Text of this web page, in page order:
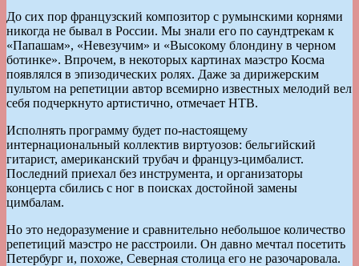
До сих пор французский композитор с румынскими корнями
никогда не бывал в России. Мы знали его по саундтрекам к
«Папашам», «Невезучим» и «Высокому блондину в черном
ботинке». Впрочем, в некоторых картинах маэстро Косма
появлялся в эпизодических ролях. Даже за дирижерским
пультом на репетиции автор всемирно известных мелодий вел
себя подчеркнуто артистично, отмечает НТВ.
Исполнять программу будет по-настоящему
интернациональный коллектив виртуозов: бельгийский
гитарист, американский трубач и француз-цимбалист.
Последний приехал без инструмента, и организаторы
концерта сбились с ног в поисках достойной замены
цимбалам.
Но это недоразумение и сравнительно небольшое количество
репетиций маэстро не расстроили. Он давно мечтал посетить
Петербург и, похоже, Северная столица его не разочаровала.